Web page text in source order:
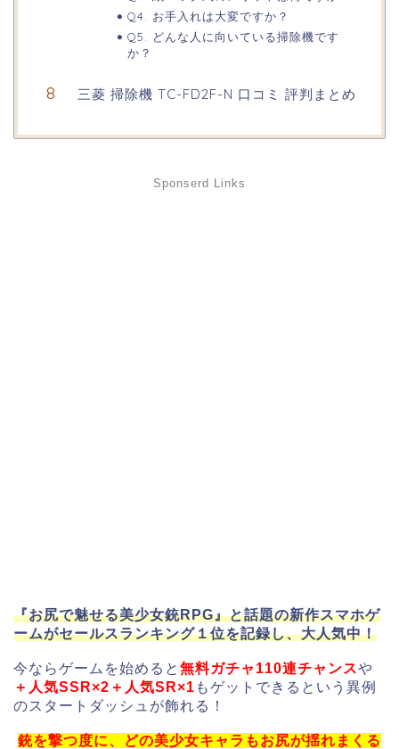
Q4. お手入れは大変ですか？
Q5. どんな人に向いている掃除機です
か？
三菱 掃除機 TC-FD2F-N 口コミ 評判まとめ
Sponserd Links
『お尻で魅せる美少女銃RPG』と話題の新作スマホゲ
ームがセールスランキング１位を記録し、大人気中！
今ならゲームを始めると 無料ガチャ110連チャンスや
＋人気SSR×2＋人気SR×1 もゲットできるという異例
のスタートダッシュが飾れる！
銃を撃つ度に、どの美少女キャラもお尻が揺れまくる